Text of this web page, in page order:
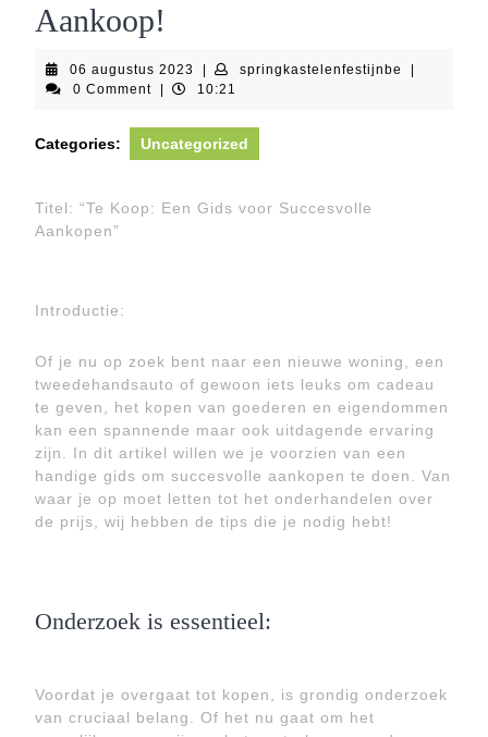
Aankoop!
06 augustus 2023 06
augustus
springkastelenfestijnbe
0 Comment
10:21
Categories: Uncategorized
Titel: “Te Koop: Een Gids voor Succesvolle
Aankopen”
Introductie:
Of je nu op zoek bent naar een nieuwe woning, een
tweedehandsauto of gewoon iets leuks om cadeau
te geven, het kopen van goederen en eigendommen
kan een spannende maar ook uitdagende ervaring
zijn. In dit artikel willen we je voorzien van een
handige gids om succesvolle aankopen te doen. Van
waar je op moet letten tot het onderhandelen over
de prijs, wij hebben de tips die je nodig hebt!
Onderzoek is essentieel:
Voordat je overgaat tot kopen, is grondig onderzoek
van cruciaal belang. Of het nu gaat om het